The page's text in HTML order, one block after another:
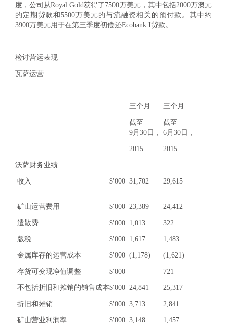
度，公司从Royal Gold获得了7500万美元，其中包括2000万澳元
的定期贷款和5500万美元的与流融资相关的预付款。其中约
3900万美元用于在第三季度初偿还Ecobank I贷款。
检讨营运表现
瓦萨运营
三个月
截至
9月30日，
三个月
截至
6月30日，
2015 2015
沃萨财务业绩
收入 $'000 31,702 29,615
矿山运营费用 $'000 23,389 24,412
遣散费 $'000 1,013 322
版税 $'000 1,617 1,483
金属库存的运营成本 $'000 (1,178) (1,621)
存货可变现净值调整 $'000 — 721
不包括折旧和摊销的销售成本$'000 24,841 25,317
折旧和摊销 $'000 3,713 2,841
矿山营业利润率 $'000 3,148 1,457